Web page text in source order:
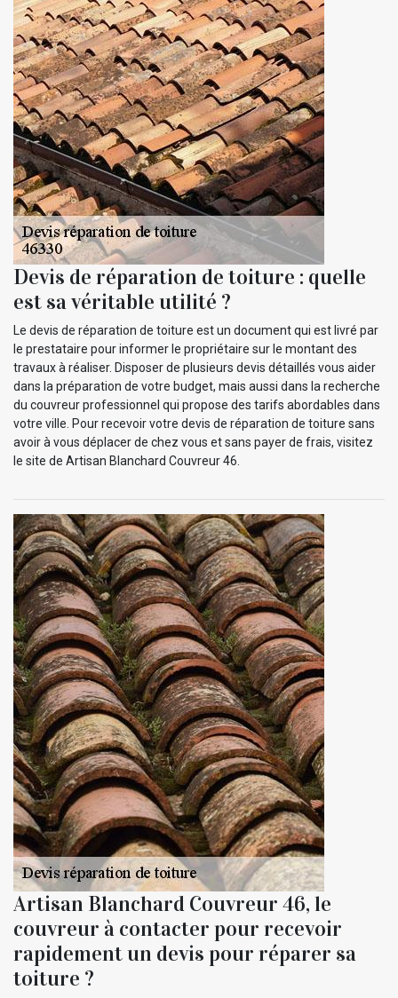
Devis de réparation de toiture : quelle
est sa véritable utilité ?
Le devis de réparation de toiture est un document qui est livré par
le prestataire pour informer le propriétaire sur le montant des
travaux à réaliser. Disposer de plusieurs devis détaillés vous aider
dans la préparation de votre budget, mais aussi dans la recherche
du couvreur professionnel qui propose des tarifs abordables dans
votre ville. Pour recevoir votre devis de réparation de toiture sans
avoir à vous déplacer de chez vous et sans payer de frais, visitez
le site de Artisan Blanchard Couvreur 46.
Artisan Blanchard Couvreur 46, le
couvreur à contacter pour recevoir
rapidement un devis pour réparer sa
toiture ?